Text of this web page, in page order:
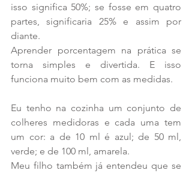
isso significa 50%; se fosse em quatro
partes, significaria 25% e assim por
diante.
Aprender porcentagem na prática se
torna simples e divertida. E isso
funciona muito bem com as medidas.
Eu tenho na cozinha um conjunto de
colheres medidoras e cada uma tem
um cor: a de 10 ml é azul; de 50 ml,
verde; e de 100 ml, amarela.
Meu filho também já entendeu que se